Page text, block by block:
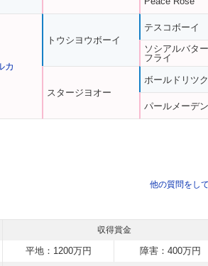
カ
トウシヨウボーイ
スタージヨオー
テスコボーイ
ソシアルバター
フライ
ボールドリツク
パールメーデン
他の質問をし
収得賞金
平地：1200万円 障害：400万円